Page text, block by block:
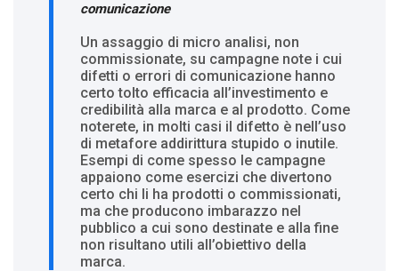
comunicazione
Un assaggio di micro analisi, non
commissionate, su campagne note i cui
difetti o errori di comunicazione hanno
certo tolto efficacia all’investimento e
credibilità alla marca e al prodotto. Come
noterete, in molti casi il difetto è nell’uso
di metafore addirittura stupido o inutile.
Esempi di come spesso le campagne
appaiono come esercizi che divertono
certo chi li ha prodotti o commissionati,
ma che producono imbarazzo nel
pubblico a cui sono destinate e alla fine
non risultano utili all’obiettivo della
marca.